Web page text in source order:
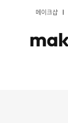
메이크샵